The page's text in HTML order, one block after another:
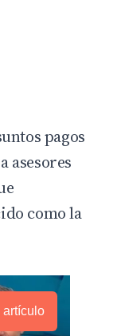
pagos
asesores
como la
artículo